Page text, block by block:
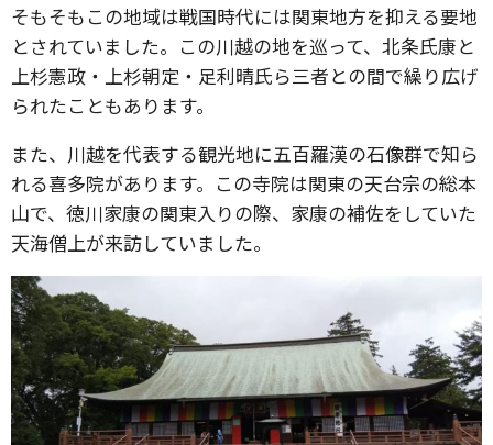
そもそもこの地域は戦国時代には関東地方を抑える要地
とされていました。この川越の地を巡って、北条氏康と
上杉憲政・上杉朝定・足利晴氏ら三者との間で繰り広げ
られたこともあります。
また、川越を代表する観光地に五百羅漢の石像群で知ら
れる喜多院があります。この寺院は関東の天台宗の総本
山で、徳川家康の関東入りの際、家康の補佐をしていた
天海僧上が来訪していました。